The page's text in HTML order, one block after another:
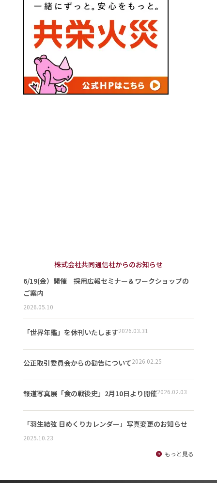
株式会社共同通信社からのお知らせ
6/19(金）開催 採用広報セミナー＆ワークショップの
ご案内
2026.05.10
「世界年鑑」を休刊いたします2026.03.31
公正取引委員会からの勧告について2026.02.25
報道写真展「食の戦後史」2月10日より開催2026.02.03
「羽生結弦 日めくりカレンダー」写真変更のお知らせ
2025.10.23
もっと見る